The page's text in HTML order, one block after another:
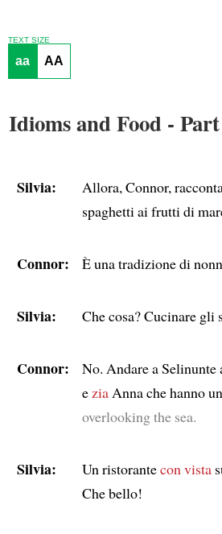
TEXT SIZE
aa AA
Idioms and Food -
Silvia:
Allora, Connor,
spaghetti ai frutti di
Connor: È una tradizione di
Silvia: Che cosa? Cucinare gli
Connor: No. Andare a Selinunte
eziaAnna che hanno
overlooking the sea.
Silvia: Un ristorantecon vista
Che bello!